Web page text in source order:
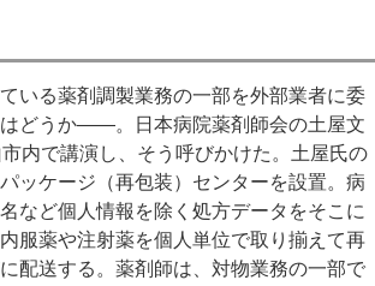
いる薬剤調製業務の一部を外部業者に委
どうか――。日本病院薬剤師会の土屋文
内で講演し、そう呼びかけた。土屋氏の
ッケージ（再包装）センターを設置。病
など個人情報を除く処方データをそこに
服薬や注射薬を個人単位で取り揃えて再
配送する。薬剤師は、対物業務の一部で